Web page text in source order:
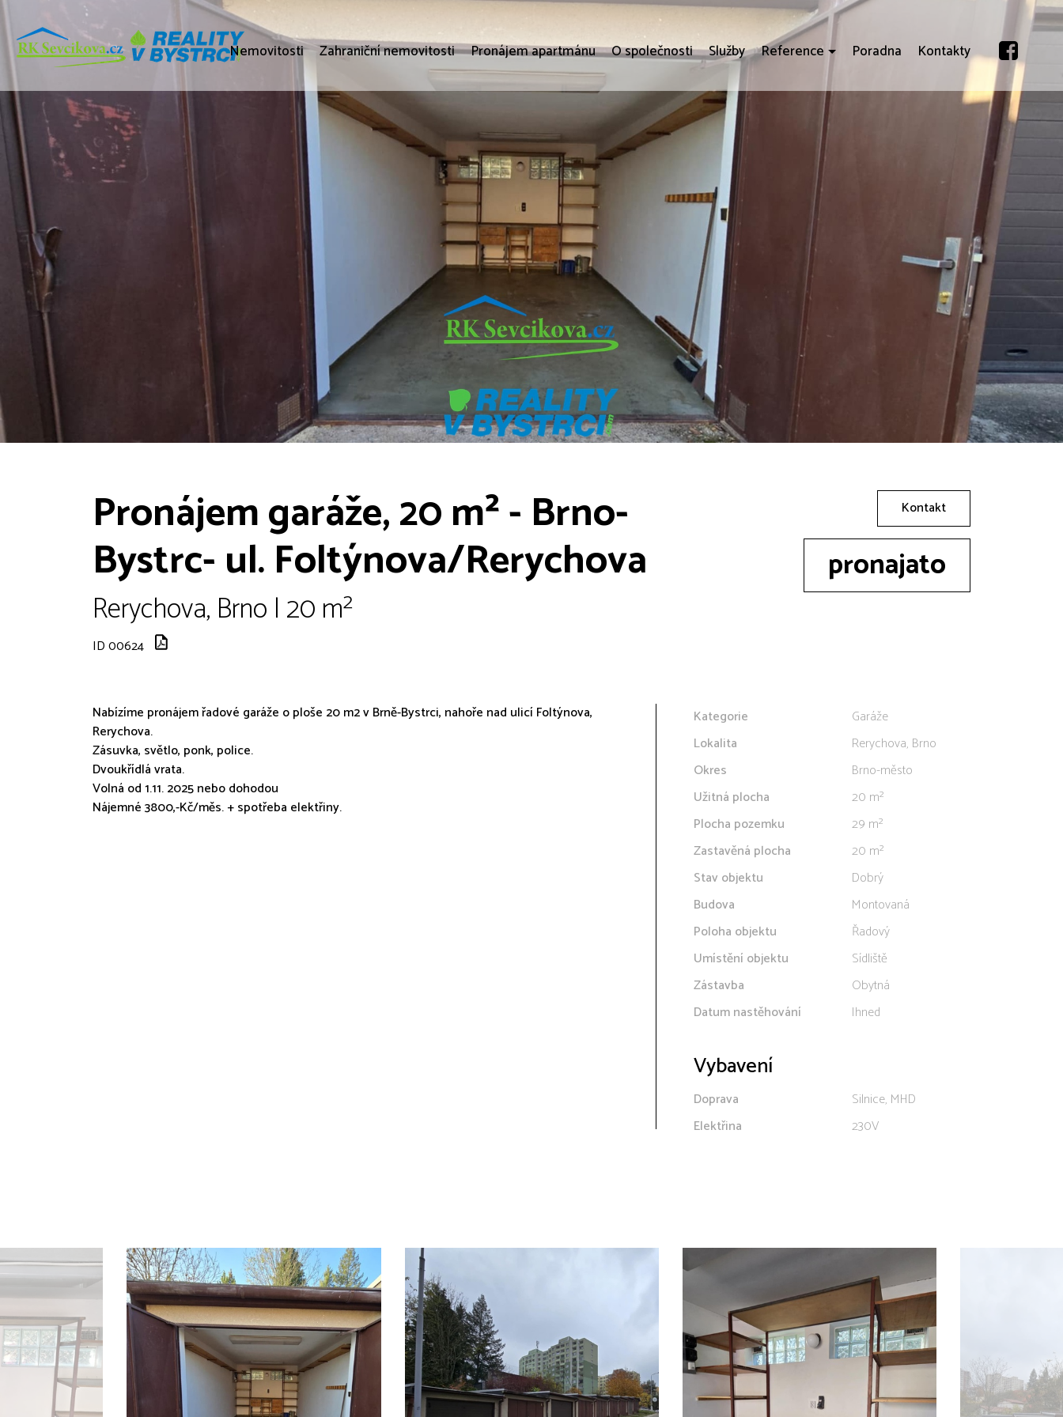
Nemovitosti Zahraniční nemovitosti Pronájem apartmánu O společnosti Služby Reference Poradna Kontakty
Pronájem garáže, 20 m² - Brno-
Bystrc- ul. Foltýnova/Rerychova
Rerychova, Brno | 20 m²
ID 00624
Kontakt
pronajato
Nabízíme pronájem řadové garáže o ploše 20 m2 v Brně-Bystrci, nahoře nad ulicí Foltýnova,
Rerychova.
Zásuvka, světlo, ponk, police.
Dvoukřídlá vrata.
Volná od 1.11. 2025 nebo dohodou
Nájemné 3800,-Kč/měs. + spotřeba elektřiny.
Kategorie
Garáže
Lokalita
Rerychova, Brno
Okres
Brno-město
Užitná plocha
20 m²
Plocha pozemku
29 m²
Zastavěná plocha
20 m²
Stav objektu
Dobrý
Budova
Montovaná
Poloha objektu
Řadový
Umístění objektu
Sídliště
Zástavba
Obytná
Datum nastěhování
Ihned
Vybavení
Doprava
Silnice, MHD
Elektřina
230V